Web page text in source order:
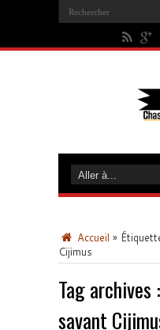
Accueil »
Cijimus
Tag archives :
savant